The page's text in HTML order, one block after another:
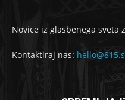
Novice iz glasbenega sveta
Kontaktiraj nas: